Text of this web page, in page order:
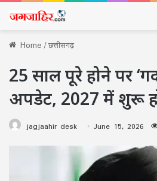
Home/छत्तीसगढ़
25 साल पूरे होने पर
अपडेट, 2027 में शुरू
jagjaahir desk June 15, 2026